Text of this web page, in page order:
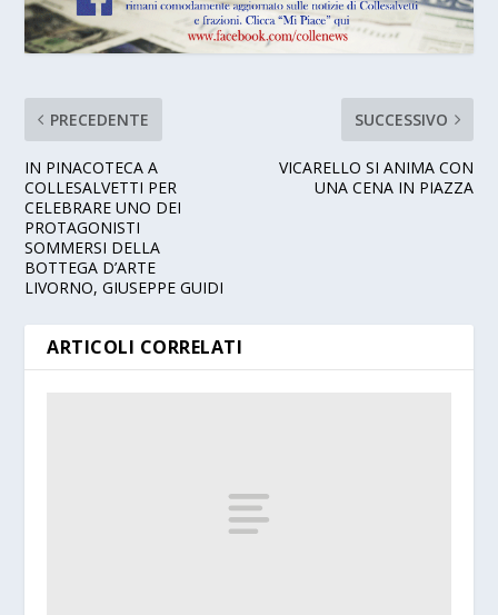
PRECEDENTE
IN PINACOTECA A
COLLESALVETTI PER
CELEBRARE UNO DEI
PROTAGONISTI
SOMMERSI DELLA
BOTTEGA D’ARTE
LIVORNO, GIUSEPPE GUIDI
SUCCESSIVO
VICARELLO SI ANIMA CON
UNA CENA IN PIAZZA
ARTICOLI CORRELATI